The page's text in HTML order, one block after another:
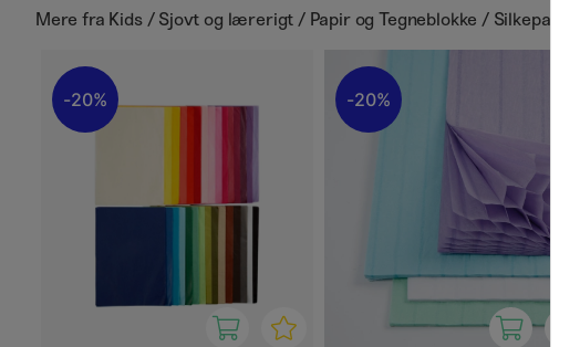
Mere fra Kids / Sjovt og lærerigt / Papir og Tegneblokke / Silkepapir
20% 20%